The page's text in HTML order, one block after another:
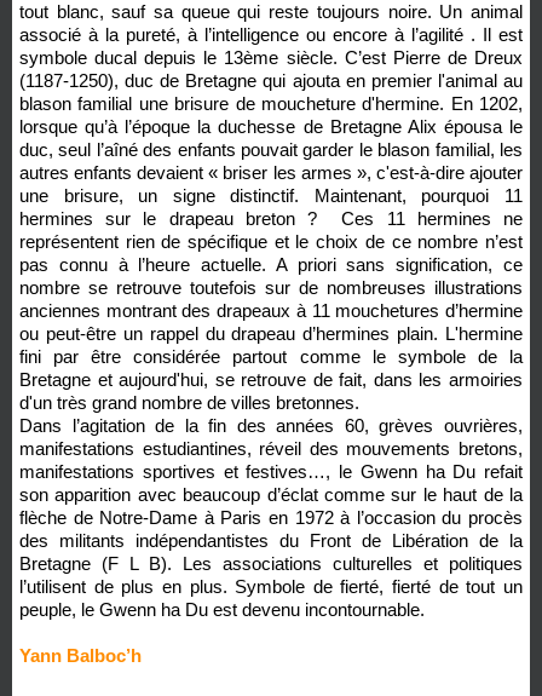
tout blanc, sauf sa queue qui reste toujours noire. Un animal
associé à la pureté, à l’intelligence ou encore à l’agilité . Il est
symbole ducal depuis le 13ème siècle. C’est Pierre de Dreux
(1187-1250), duc de Bretagne qui ajouta en premier l'animal au
blason familial une brisure de moucheture d'hermine. En 1202,
lorsque qu’à l’époque la duchesse de Bretagne Alix épousa le
duc, seul l’aîné des enfants pouvait garder le blason familial, les
autres enfants devaient « briser les armes », c'est-à-dire ajouter
une brisure, un signe distinctif. Maintenant, pourquoi 11
hermines sur le drapeau breton ? Ces 11 hermines ne
représentent rien de spécifique et le choix de ce nombre n’est
pas connu à l’heure actuelle. A priori sans signification, ce
nombre se retrouve toutefois sur de nombreuses illustrations
anciennes montrant des drapeaux à 11 mouchetures d’hermine
ou peut-être un rappel du drapeau d’hermines plain. L'hermine
fini par être considérée partout comme le symbole de la
Bretagne et aujourd'hui, se retrouve de fait, dans les armoiries
d'un très grand nombre de villes bretonnes.
Dans l’agitation de la fin des années 60, grèves ouvrières,
manifestations estudiantines, réveil des mouvements bretons,
manifestations sportives et festives…, le Gwenn ha Du refait
son apparition avec beaucoup d’éclat comme sur le haut de la
flèche de Notre-Dame à Paris en 1972 à l’occasion du procès
des militants indépendantistes du Front de Libération de la
Bretagne (F L B). Les associations culturelles et politiques
l’utilisent de plus en plus. Symbole de fierté, fierté de tout un
peuple, le Gwenn ha Du est devenu incontournable.
Yann Balboc’h